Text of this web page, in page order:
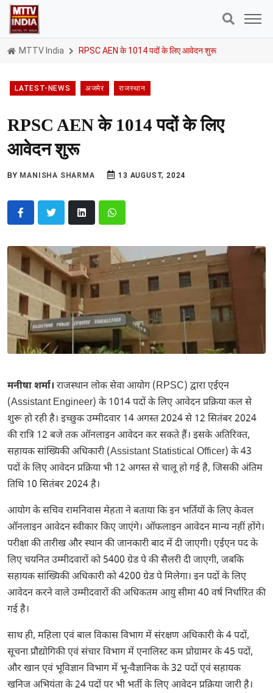
MTTV India RPSC AEN के 1014 पदों के लिए आवेदन शुरू
LATEST-NEWS अजमेर राजस्थान
RPSC AEN के 1014 पदों के लिए
आवेदन शुरू
BY MANISHA SHARMA 13 AUGUST, 2024
मनीषा शर्मा। राजस्थान लोक सेवा आयोग (RPSC) द्वारा एईएन
(Assistant Engineer) के 1014 पदों के लिए आवेदन प्रक्रिया कल से
शुरू हो रही है। इच्छुक उम्मीदवार 14 अगस्त 2024 से 12 सितंबर 2024
की रात्रि 12 बजे तक ऑनलाइन आवेदन कर सकते हैं। इसके अतिरिक्त,
सहायक सांख्यिकी अधिकारी (Assistant Statistical Officer) के 43
पदों के लिए आवेदन प्रक्रिया भी 12 अगस्त से चालू हो गई है, जिसकी अंतिम
तिथि 10 सितंबर 2024 है।
आयोग के सचिव रामनिवास मेहता ने बताया कि इन भर्तियों के लिए केवल
ऑनलाइन आवेदन स्वीकार किए जाएंगे। ऑफलाइन आवेदन मान्य नहीं होंगे।
परीक्षा की तारीख और स्थान की जानकारी बाद में दी जाएगी। एईएन पद के
लिए चयनित उम्मीदवारों को 5400 ग्रेड पे की सैलरी दी जाएगी, जबकि
सहायक सांख्यिकी अधिकारी को 4200 ग्रेड पे मिलेगा। इन पदों के लिए
आवेदन करने वाले उम्मीदवारों की अधिकतम आयु सीमा 40 वर्ष निर्धारित की
गई है।
साथ ही, महिला एवं बाल विकास विभाग में संरक्षण अधिकारी के 4 पदों,
सूचना प्रौद्योगिकी एवं संचार विभाग में एनालिस्ट कम प्रोग्रामर के 45 पदों,
और खान एवं भूविज्ञान विभाग में भू-वैज्ञानिक के 32 पदों एवं सहायक
खनिज अभियंता के 24 पदों पर भी भर्ती के लिए आवेदन प्रक्रिया जारी है।